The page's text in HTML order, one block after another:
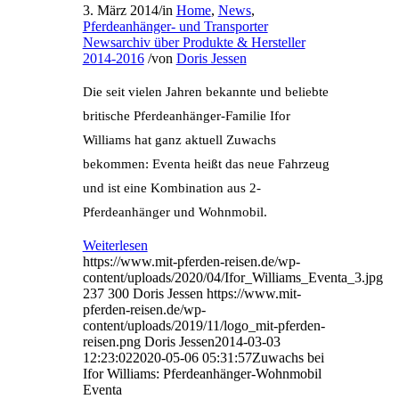
3. März 2014/in Home, News,
Pferdeanhänger- und Transporter
Newsarchiv über Produkte & Hersteller
2014-2016 /von Doris Jessen
Die seit vielen Jahren bekannte und beliebte
britische Pferdeanhänger-Familie Ifor
Williams hat ganz aktuell Zuwachs
bekommen: Eventa heißt das neue Fahrzeug
und ist eine Kombination aus 2-
Pferdeanhänger und Wohnmobil.
Weiterlesen
https://www.mit-pferden-reisen.de/wp-
content/uploads/2020/04/Ifor_Williams_Eventa_3.jpg
237 300 Doris Jessen https://www.mit-
pferden-reisen.de/wp-
content/uploads/2019/11/logo_mit-pferden-
reisen.png Doris Jessen2014-03-03
12:23:022020-05-06 05:31:57Zuwachs bei
Ifor Williams: Pferdeanhänger-Wohnmobil
Eventa